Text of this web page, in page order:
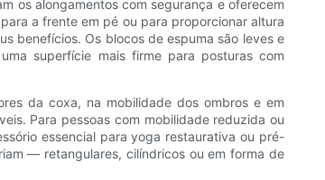
os alongamentos com segurança e oferecem
a frente em pé ou para proporcionar altura
benefícios. Os blocos de espuma são leves e
superfície mais firme para posturas com
da coxa, na mobilidade dos ombros e em
Para pessoas com mobilidade reduzida ou
essencial para yoga restaurativa ou pré-
— retangulares, cilíndricos ou em forma de